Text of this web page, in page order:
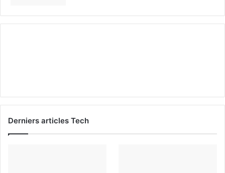
Derniers articles Tech